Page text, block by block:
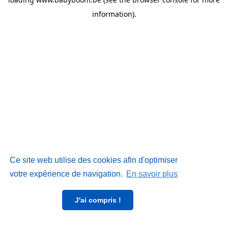
Ce site web utilise des cookies afin d'optimiser
votre expérience de navigation. En savoir plus
J'ai compris !
information).